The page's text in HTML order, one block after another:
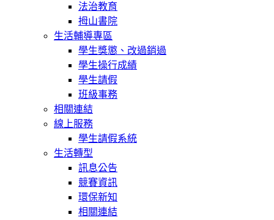
法治教育
拇山書院
生活輔導專區
學生獎懲、改過銷過
學生操行成績
學生請假
班級事務
相關連結
線上服務
學生請假系統
生活轉型
訊息公告
競賽資訊
環保新知
相關連結